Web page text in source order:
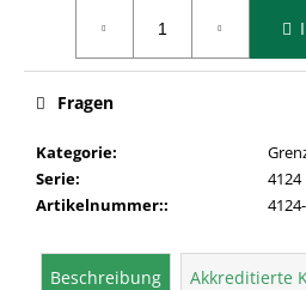
Kategorie:
Serie:
4124
Artikelnummer::
Fragen
Beschreibung Akkreditierte